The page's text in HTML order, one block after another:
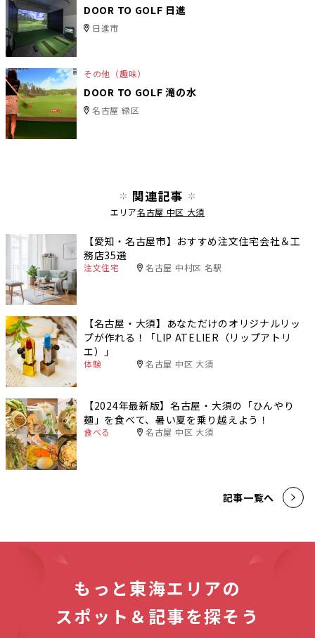
DOOR TO GOLF 日進
日進市
その他（趣味）
DOOR TO GOLF 滝の水
名古屋 緑区
関連記事
エリア名古屋 中区 大須
【愛知・名古屋市】おすすめ注文住宅会社＆工
務店35選
注文住宅 名古屋 中村区 名駅
【名古屋・大須】あなただけのオリジナルリッ
プが作れる！「LIP ATELIER（リップアトリ
エ）」
体験 名古屋 中区 大須
【2024年最新版】名古屋・大須の「ひんやり
麺」を食べて、暑い夏を乗り越えよう！
食べる 名古屋 中区 大須
記事一覧へ
もっと東海エリアの
スポット＆記事を探そう